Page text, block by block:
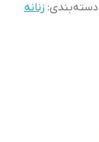
دسته‌بندی: زنانه